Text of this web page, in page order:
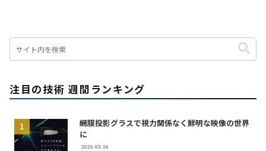
注目の技術 週間ランキング
網膜投影グラスで視力関係なく鮮明な映像の世界
に
2020.03.16